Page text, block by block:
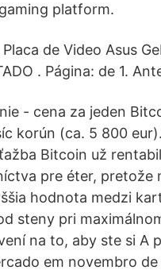
platform.
Placa de Video Asus
. Página: de 1.
- cena za jeden
korún (ca. 5 800
Bitcoin už
pre éter, pretože
hodnota medzi
steny pri
na to, aby ste si A
em novembro